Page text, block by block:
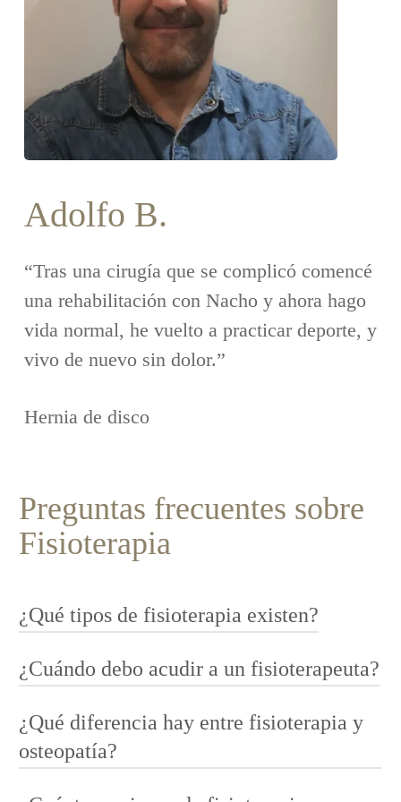
Adolfo B.
“Tras una cirugía que se complicó comencé
una rehabilitación con Nacho y ahora hago
vida normal, he vuelto a practicar deporte, y
vivo de nuevo sin dolor.”
Hernia de disco
Preguntas frecuentes sobre
Fisioterapia
¿Qué tipos de fisioterapia existen?
Existen diversas ramas como fisioterapia deportiva,
traumatológica, respiratoria, neurológica, de suelo
pélvico o para embarazadas, entre otras. Cada una se
adapta a necesidades específicas.
¿Cuándo debo acudir a un fisioterapeuta?
Cuando tengas dolor muscular o articular, rigidez,
lesiones deportivas, recuperación tras cirugía,
problemas respiratorios o quieras prevenir recaídas y
¿Qué diferencia hay entre fisioterapia y
osteopatía?